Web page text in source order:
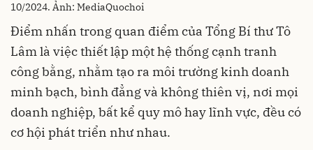
10/2024. Ảnh: MediaQuochoi
Điểm nhấn trong quan điểm của Tổng Bí thư Tô
Lâm là việc thiết lập một hệ thống cạnh tranh
công bằng, nhằm tạo ra môi trường kinh doanh
minh bạch, bình đẳng và không thiên vị, nơi mọi
doanh nghiệp, bất kể quy mô hay lĩnh vực, đều có
cơ hội phát triển như nhau.